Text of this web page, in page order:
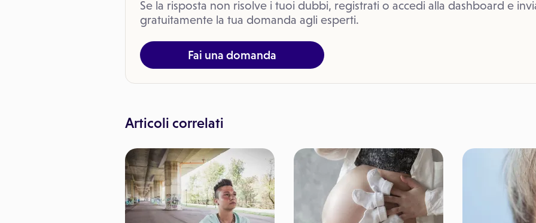
Se la risposta non risolve i tuoi dubbi, registrati o accedi alla dashboard e
gratuitamente la tua domanda agli esperti.
Fai una domanda
Articoli correlati